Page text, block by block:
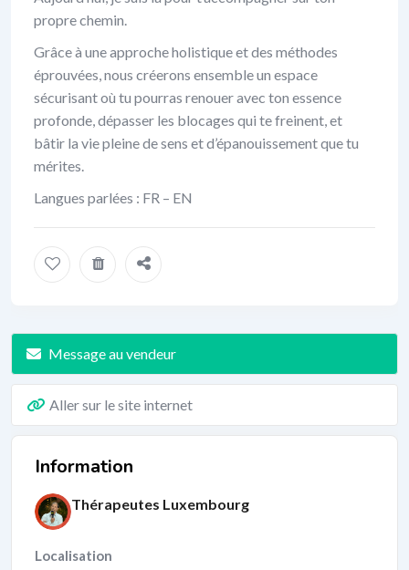
propre chemin.
Grâce à une approche holistique et des méthodes
éprouvées, nous créerons ensemble un espace
sécurisant où tu pourras renouer avec ton essence
profonde, dépasser les blocages qui te freinent, et
bâtir la vie pleine de sens et d’épanouissement que tu
mérites.
Langues parlées : FR – EN
Message au vendeur
Aller sur le site internet
Information
Thérapeutes Luxembourg
Localisation